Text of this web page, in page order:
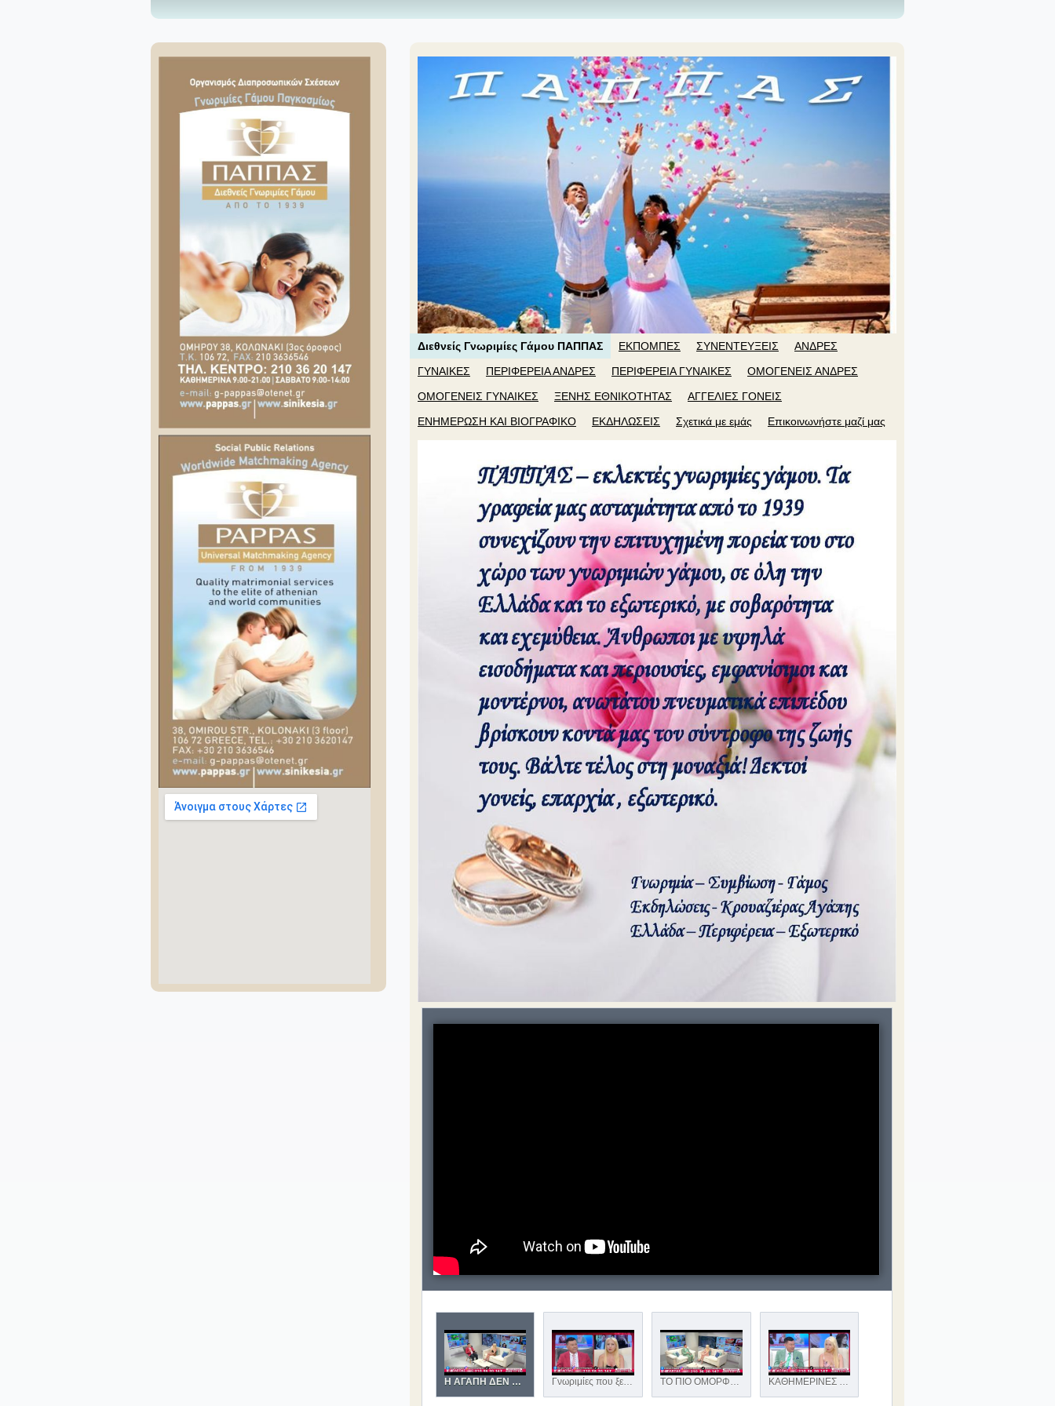
Διεθνείς Γνωριμίες Γάμου ΠΑΠΠΑΣ ΕΚΠΟΜΠΕΣ ΣΥΝΕΝΤΕΥΞΕΙΣ
ΑΝΔΡΕΣ
ΓΥΝΑΙΚΕΣ
ΠΕΡΙΦΕΡΕΙΑ ΑΝΔΡΕΣ ΠΕΡΙΦΕΡΕΙΑ ΓΥΝΑΙΚΕΣ
ΟΜΟΓΕΝΕΙΣ ΑΝΔΡΕΣ
ΟΜΟΓΕΝΕΙΣ ΓΥΝΑΙΚΕΣ
ΞΕΝΗΣ ΕΘΝΙΚΟΤΗΤΑΣ
ΑΓΓΕΛΙΕΣ ΓΟΝΕΙΣ
ΕΝΗΜΕΡΩΣΗ ΚΑΙ ΒΙΟΓΡΑΦΙΚΟ
ΕΚΔΗΛΩΣΕΙΣ Σχετικά με εμάς Επικοινωνήστε μαζί μας
Η ΑΓΑΠΗ ΔΕΝ ΓΝΩΡΙΖΕΙ ΣΥΝΟΡΑ - ΓΝΩΡΙΖΕΙ ΜΟΝΟ ΑΝΘΡΩΠΟΥΣ! ΓΝΩΡΙΜΙΕΣ ΠΑΠΠΑΣ Γνωριμίες που ξεκινούν το Αύγουστο αλλά ... γράφουν την Ιστορία τους για μια Ολόκληρη Ζωή! ΠΑΠΠΑΣ ΤΟ ΠΙΟ ΟΜΟΡΦΟ ΤΑΞΙΔΙ ΕΙΝΑΙ ΑΥΤΟ ΠΟΥ ΔΕΝ ΚΑΝΟΥΜΕ ΜΟΝΟΙ! ΓΝΩΡΙΜΙΕΣ ΠΑΠΠΑΣ -ΜΑΖΙ ΣΑΣ ΟΛΟ ΤΟ ΚΑΛΟΚΑΙΡΙ! ΚΑΘΗΜΕΡΙΝΕΣ ΣΥΝΑΝΤΗΣΕΙΣ ΑΠΟ & ΣΕ ΚΑΘΕ ΓΩΝΙΑ ΤΗΣ ΕΛΛΑΔΟΣ! ΓΝΩΡΙΜΙΕΣ ΓΑΜΟΥ "ΠΑΠΠΑΣ" ΑΠΟ ΤΟ 1939